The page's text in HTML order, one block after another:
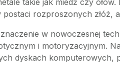
takie jak miedź czy
rozproszonych złóż,
w nowoczesnej
i motoryzacyjnym.
dyskach